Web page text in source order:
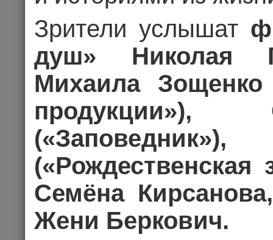
КОНЦЕРТ
Зрители услышат
душ» Николая
Михаила Зощенко
продукции»),
(«Рождественская
Семёна
Жени Беркович.